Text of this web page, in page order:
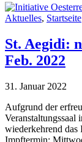
Aktuelles, Startseite
St. Aegidi:
Feb. 2022
31. Januar 2022
Aufgrund der
wiederkehrend das